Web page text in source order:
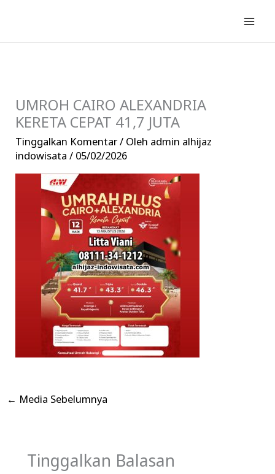
konten
UMROH CAIRO ALEXANDRIA
KERETA CEPAT 41,7 JUTA
Tinggalkan Komentar/ Oleh admin alhijaz
indowisata/ 05/02/2026
← Media Sebelumnya
Tinggalkan Balasan